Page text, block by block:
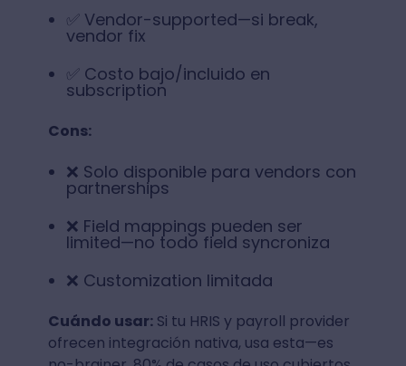
✅ Vendor-supported—si break,
vendor fix
✅ Costo bajo/incluido en
subscription
Cons:
❌ Solo disponible para vendors con
partnerships
❌ Field mappings pueden ser
limited—no todo field syncroniza
❌ Customization limitada
Cuándo usar:Si tu HRIS y payroll provider
ofrecen integración nativa, usa esta—es